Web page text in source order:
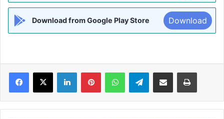
Download from Google Play Store Download
Facebook
X LinkedInPinterestWhatsAppTelegramShare via Email Print